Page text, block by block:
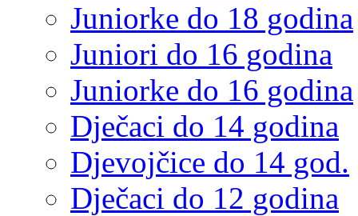
Juniorke do 18 godina
Juniori do 16 godina
Juniorke do 16 godina
Dječaci do 14 godina
Djevojčice do 14 god.
Dječaci do 12 godina